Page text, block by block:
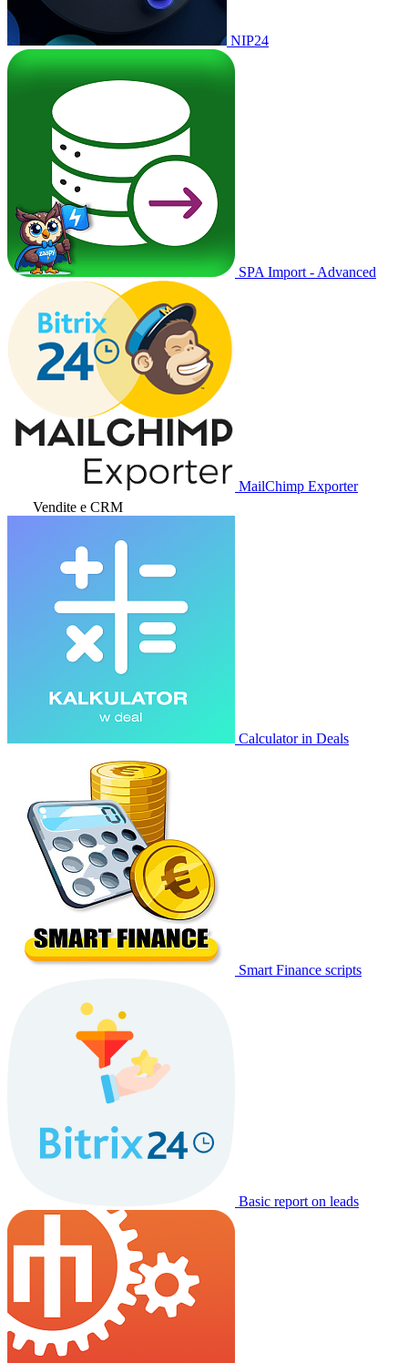
NIP24
SPA Import - Advanced
MailChimp Exporter
Vendite e CRM
Calculator in Deals
Smart Finance scripts
Basic report on leads